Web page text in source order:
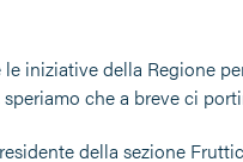
le iniziative della Regione
che a breve ci
della sezione